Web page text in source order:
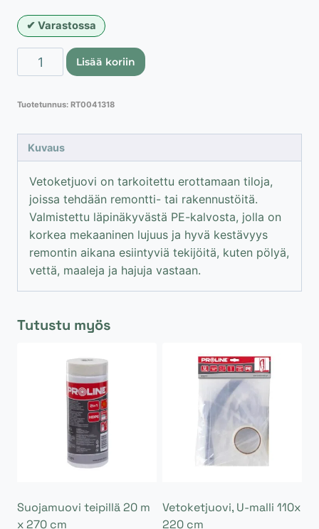
Varastossa
Vetokejuovi,
L-
110x220
määrä
Lisää koriin
Tuotetunnus: RT0041318
Kuvaus
Vetoketjuovi on tarkoitettu erottamaan tiloja,
joissa tehdään remontti- tai rakennustöitä.
Valmistettu läpinäkyvästä PE-kalvosta, jolla on
korkea mekaaninen lujuus ja hyvä kestävyys
remontin aikana esiintyviä tekijöitä, kuten pölyä,
vettä, maaleja ja hajuja vastaan.
Tutustu myös
Suojamuovi teipillä 20 m
x 270 cm
Vetoketjuovi, U-malli 110x
220 cm